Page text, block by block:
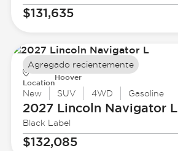
$131,635
Location
Hoover
New SUV 4WD Gasoline
2027 Lincoln Navigator L
Black Label
$132,085
Agregado recientemente